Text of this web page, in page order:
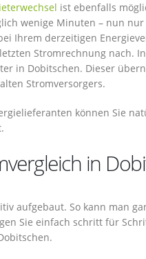
ist ebenfalls
wenige Minuten – nun
Ihrem derzeitigen
Stromrechnung nach.
in Dobitschen. Dieser
Stromversorgers.
können Sie
in
aufgebaut. So kann man
Sie einfach schritt für